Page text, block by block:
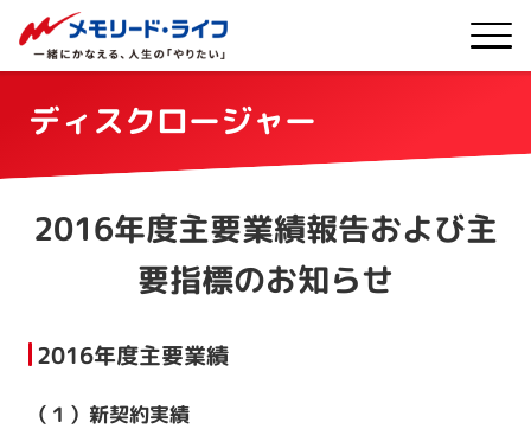
ディスクロージャー
2016年度主要業績報告および主
要指標のお知らせ
2016年度主要業績
（１）新契約実績